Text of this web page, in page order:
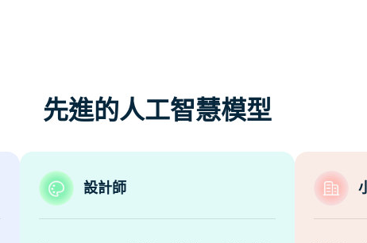
先進的人工智慧模型
設計師